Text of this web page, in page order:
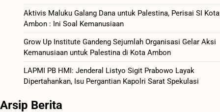
Aktivis Maluku Galang Dana untuk Palestina, Perisai SI Kota
Ambon : Ini Soal Kemanusiaan
Grow Up Institute Gandeng Sejumlah Organisasi Gelar Aksi
Kemanusiaan untuk Palestina di Kota Ambon
LAPMI PB HMI: Jenderal Listyo Sigit Prabowo Layak
Dipertahankan, Isu Pergantian Kapolri Sarat Spekulasi
Arsip Berita